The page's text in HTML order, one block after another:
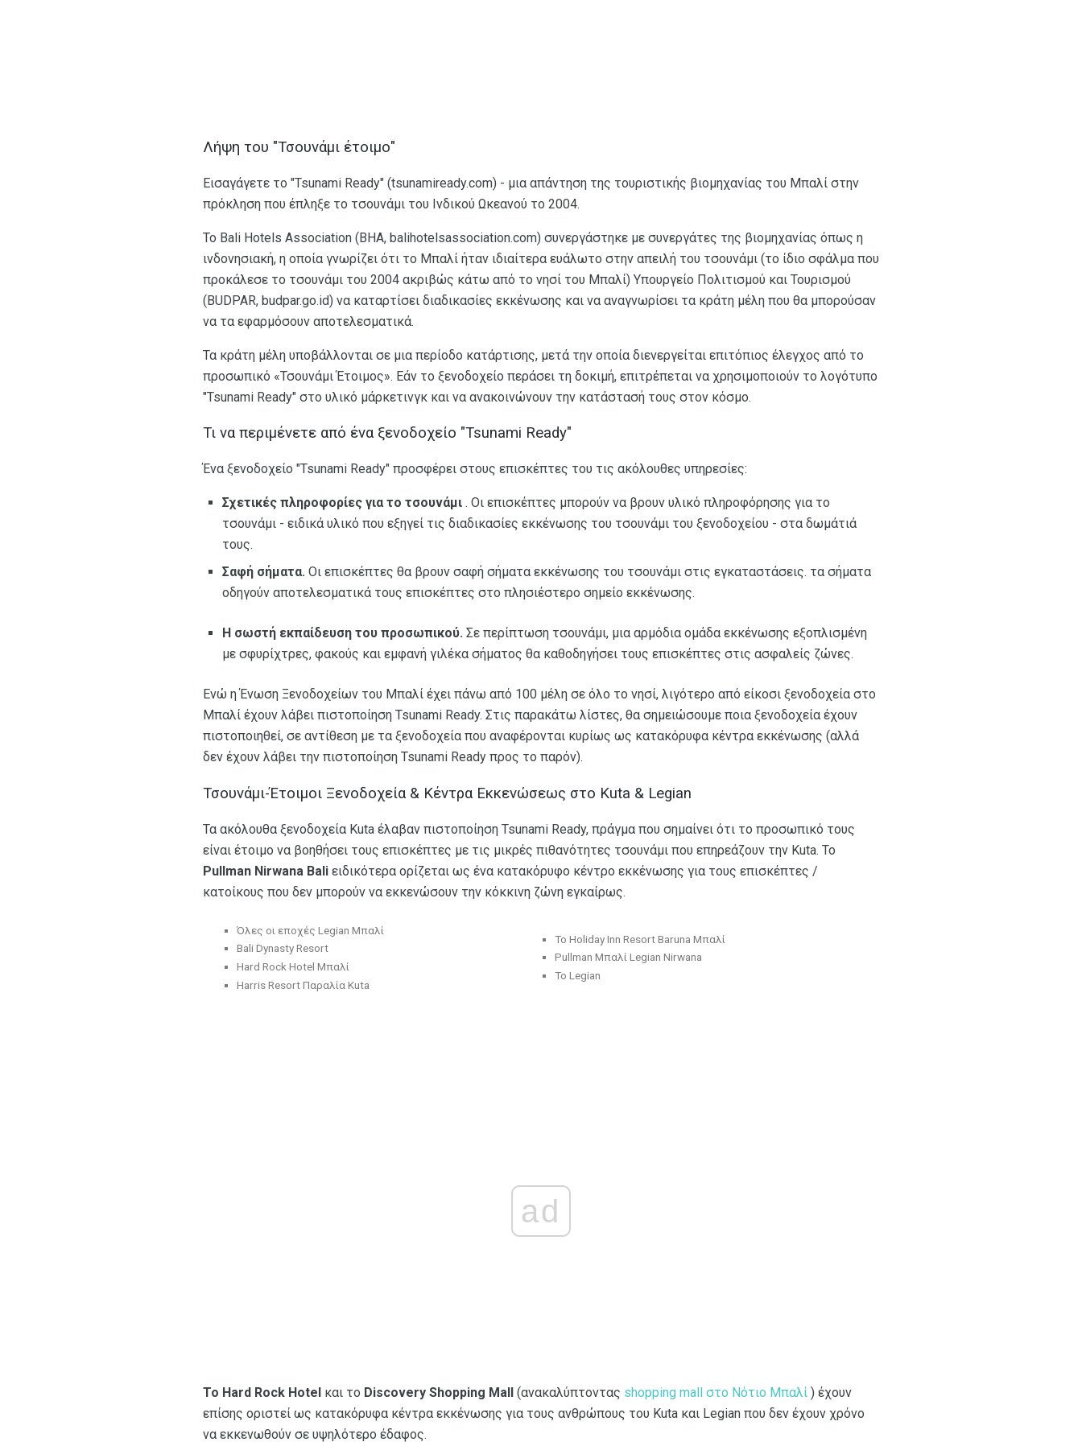
Λήψη του "Τσουνάμι έτοιμο"
Εισαγάγετε το "Tsunami Ready" (tsunamiready.com) - μια απάντηση της τουριστικής βιομηχανίας του Μπαλί στην
πρόκληση που έπληξε το τσουνάμι του Ινδικού Ωκεανού το 2004.
Το Bali Hotels Association (BHA, balihotelsassociation.com) συνεργάστηκε με συνεργάτες της βιομηχανίας όπως η
ινδονησιακή, η οποία γνωρίζει ότι το Μπαλί ήταν ιδιαίτερα ευάλωτο στην απειλή του τσουνάμι (το ίδιο σφάλμα που
προκάλεσε το τσουνάμι του 2004 ακριβώς κάτω από το νησί του Μπαλί) Υπουργείο Πολιτισμού και Τουρισμού
(BUDPAR, budpar.go.id) να καταρτίσει διαδικασίες εκκένωσης και να αναγνωρίσει τα κράτη μέλη που θα μπορούσαν
να τα εφαρμόσουν αποτελεσματικά.
Τα κράτη μέλη υποβάλλονται σε μια περίοδο κατάρτισης, μετά την οποία διενεργείται επιτόπιος έλεγχος από το
προσωπικό «Τσουνάμι Έτοιμος». Εάν το ξενοδοχείο περάσει τη δοκιμή, επιτρέπεται να χρησιμοποιούν το λογότυπο
"Tsunami Ready" στο υλικό μάρκετινγκ και να ανακοινώνουν την κατάστασή τους στον κόσμο.
Τι να περιμένετε από ένα ξενοδοχείο "Tsunami Ready"
Ένα ξενοδοχείο "Tsunami Ready" προσφέρει στους επισκέπτες του τις ακόλουθες υπηρεσίες:
Σχετικές πληροφορίες για το τσουνάμι . Οι επισκέπτες μπορούν να βρουν υλικό πληροφόρησης για το
τσουνάμι - ειδικά υλικό που εξηγεί τις διαδικασίες εκκένωσης του τσουνάμι του ξενοδοχείου - στα δωμάτιά
τους.
Σαφή σήματα. Οι επισκέπτες θα βρουν σαφή σήματα εκκένωσης του τσουνάμι στις εγκαταστάσεις. τα σήματα
οδηγούν αποτελεσματικά τους επισκέπτες στο πλησιέστερο σημείο εκκένωσης.
Η σωστή εκπαίδευση του προσωπικού. Σε περίπτωση τσουνάμι, μια αρμόδια ομάδα εκκένωσης εξοπλισμένη
με σφυρίχτρες, φακούς και εμφανή γιλέκα σήματος θα καθοδηγήσει τους επισκέπτες στις ασφαλείς ζώνες.
Ενώ η Ένωση Ξενοδοχείων του Μπαλί έχει πάνω από 100 μέλη σε όλο το νησί, λιγότερο από είκοσι ξενοδοχεία στο
Μπαλί έχουν λάβει πιστοποίηση Tsunami Ready. Στις παρακάτω λίστες, θα σημειώσουμε ποια ξενοδοχεία έχουν
πιστοποιηθεί, σε αντίθεση με τα ξενοδοχεία που αναφέρονται κυρίως ως κατακόρυφα κέντρα εκκένωσης (αλλά
δεν έχουν λάβει την πιστοποίηση Tsunami Ready προς το παρόν).
Τσουνάμι-Έτοιμοι Ξενοδοχεία & Κέντρα Εκκενώσεως στο Kuta & Legian
Τα ακόλουθα ξενοδοχεία Kuta έλαβαν πιστοποίηση Tsunami Ready, πράγμα που σημαίνει ότι το προσωπικό τους
είναι έτοιμο να βοηθήσει τους επισκέπτες με τις μικρές πιθανότητες τσουνάμι που επηρεάζουν την Kuta. Το
Pullman Nirwana Bali ειδικότερα ορίζεται ως ένα κατακόρυφο κέντρο εκκένωσης για τους επισκέπτες /
κατοίκους που δεν μπορούν να εκκενώσουν την κόκκινη ζώνη εγκαίρως.
Όλες οι εποχές Legian Μπαλί
Bali Dynasty Resort
Hard Rock Hotel Μπαλί
Harris Resort Παραλία Kuta
Το Holiday Inn Resort Baruna Μπαλί
Pullman Μπαλί Legian Nirwana
Το Legian
ad
Το Hard Rock Hotel και το Discovery Shopping Mall (ανακαλύπτοντας shopping mall στο Νότιο Μπαλί ) έχουν
επίσης οριστεί ως κατακόρυφα κέντρα εκκένωσης για τους ανθρώπους του Kuta και Legian που δεν έχουν χρόνο
να εκκενωθούν σε υψηλότερο έδαφος.